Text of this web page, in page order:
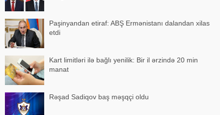
Paşinyandan etiraf: ABŞ Ermənistanı dalandan xilas
etdi
Kart limitləri ilə bağlı yenilik: Bir il ərzində 20 min
manat
Rəşad Sadiqov baş məşqçi oldu